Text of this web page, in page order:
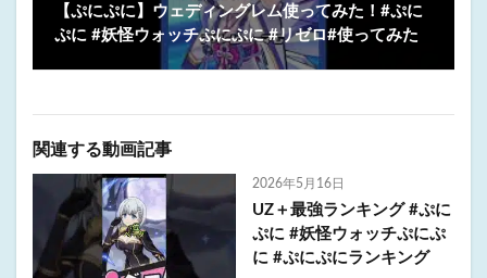
【ぷにぷに】ウェディングレム使ってみた！#ぷに
ぷに #妖怪ウォッチぷにぷに #リゼロ#使ってみた
関連する動画記事
2026年5月16日
UZ＋最強ランキング #ぷに
ぷに #妖怪ウォッチぷにぷ
に #ぷにぷにランキング